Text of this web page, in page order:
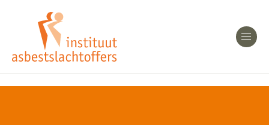
Heeft u Mesothelioom?
Heeft u Asbestose?